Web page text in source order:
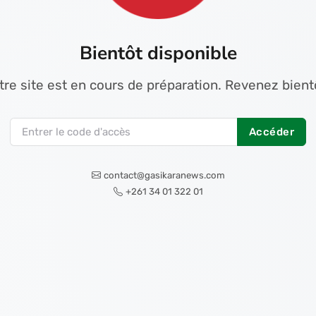
Bientôt disponible
site est en cours de préparation. Revenez
Accéder
contact@gasikaranews.com
+261 34 01 322 01